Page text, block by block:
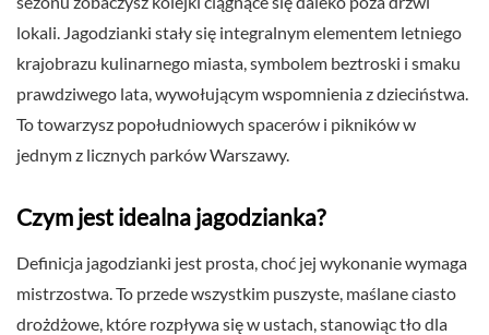
lokali. Jagodzianki stały się integralnym elementem letniego
krajobrazu kulinarnego miasta, symbolem beztroski i smaku
prawdziwego lata, wywołującym wspomnienia z dzieciństwa.
To towarzysz popołudniowych spacerów i pikników w
jednym z licznych parków Warszawy.
Czym jest idealna jagodzianka?
Definicja jagodzianki jest prosta, choć jej wykonanie wymaga
mistrzostwa. To przede wszystkim puszyste, maślane ciasto
drożdżowe, które rozpływa się w ustach, stanowiąc tło dla